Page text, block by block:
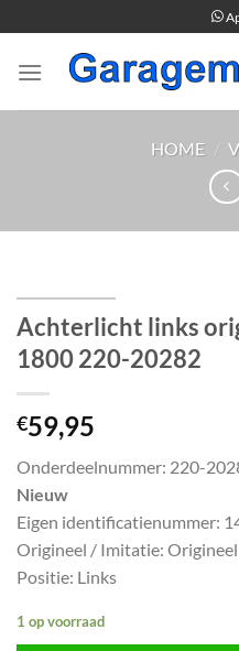
naar
inhoud
HOME /
Achterlicht links
1800 220-20282
€59,95
Onderdeelnummer: 220-
Nieuw
Eigen identificatienummer:
Origineel / Imitatie: Origineel
Positie: Links
1 op voorraad